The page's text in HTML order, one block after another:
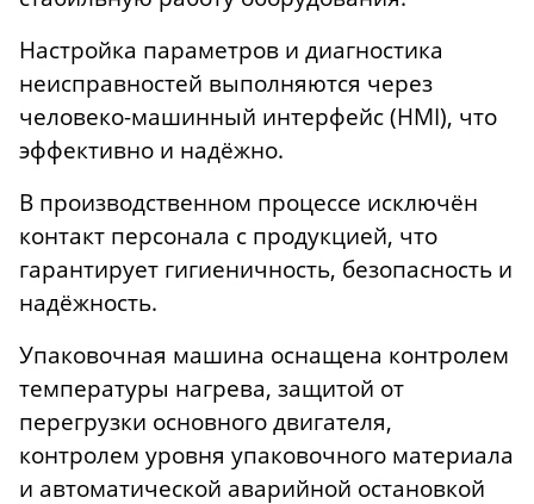
Настройка параметров и диагностика
неисправностей выполняются через
человеко-машинный интерфейс (HMI), что
эффективно и надёжно.
В производственном процессе исключён
контакт персонала с продукцией, что
гарантирует гигиеничность, безопасность и
надёжность.
Упаковочная машина оснащена контролем
температуры нагрева, защитой от
перегрузки основного двигателя,
контролем уровня упаковочного материала
и автоматической аварийной остановкой